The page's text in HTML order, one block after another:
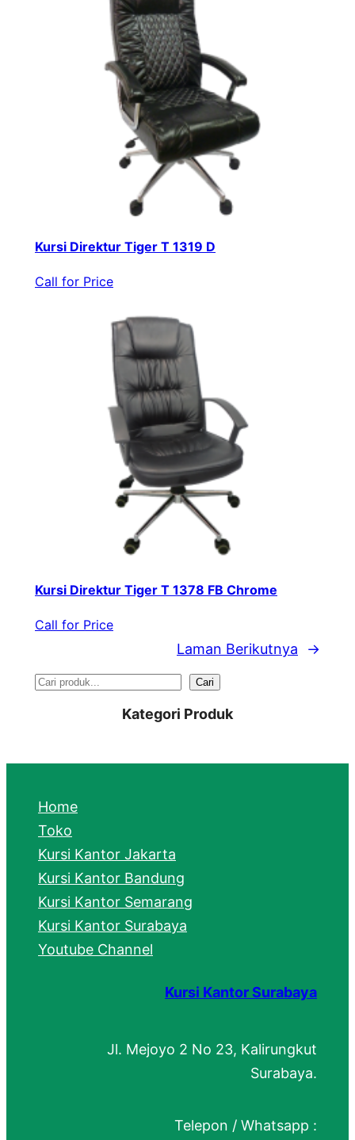
Kursi Direktur Tiger T 1319 D
Call for Price
Kursi Direktur Tiger T 1378 FB Chrome
Call for Price
Laman Berikutnya →
S
r
h
Cari
Kategori Produk
Home
Toko
Kursi Kantor Jakarta
Kursi Kantor Bandung
Kursi Kantor Semarang
Kursi Kantor Surabaya
Youtube Channel
Kursi Kantor Surabaya
Jl. Mejoyo 2 No 23, Kalirungkut
Surabaya.
Telepon / Whatsapp :